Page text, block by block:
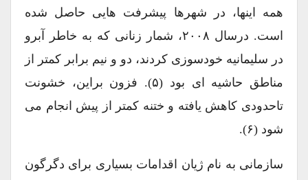
همه اینها، در شهرها پیشرفت هایی حاصل شده
است. درسال ۲۰۰۸، شمار زنانی که به خاطر آبرو
در سلیمانیه خودسوزی کردند، دو و نیم برابر کمتر از
مناطق حاشیه ای بود (۵). فزون براین، خشونت
تاحدودی کاهش یافته و ختنه کمتر از پیش انجام می
شود (۶).
سازمانی به نام ژیان اقدامات بسیاری برای دگرگون